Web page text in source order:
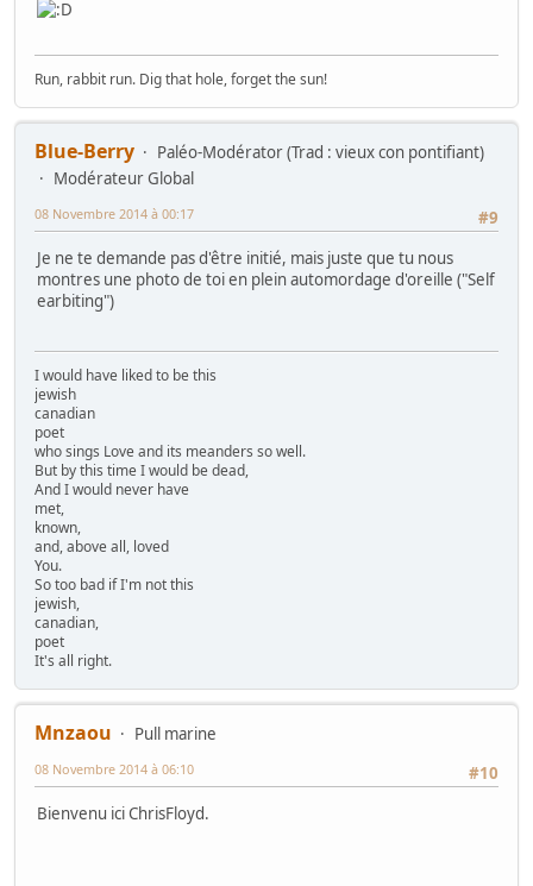
Run, rabbit run. Dig that hole, forget the sun!
Blue-Berry
Paléo-Modérator (Trad : vieux con pontifiant)
Modérateur Global
#9
08 Novembre 2014 à 00:17
Je ne te demande pas d'être initié, mais juste que tu nous
montres une photo de toi en plein automordage d'oreille ("Self
earbiting")
I would have liked to be this
jewish
canadian
poet
who sings Love and its meanders so well.
But by this time I would be dead,
And I would never have
met,
known,
and, above all, loved
You.
So too bad if I'm not this
jewish,
canadian,
poet
It's all right.
Mnzaou
Pull marine
#10
08 Novembre 2014 à 06:10
Bienvenu ici ChrisFloyd.